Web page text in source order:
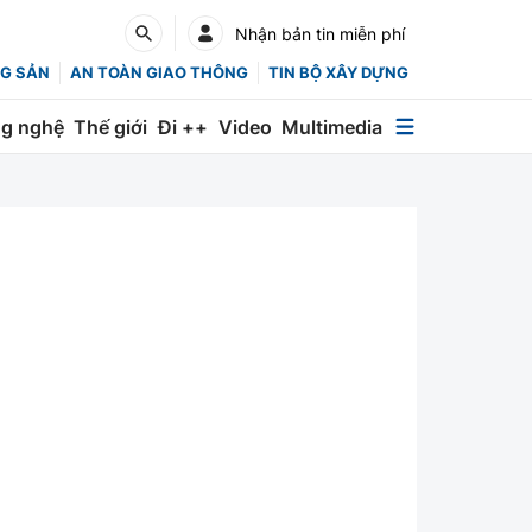
Nhận bản tin miễn phí
SẢN AN TOÀN GIAO THÔNG TIN BỘ XÂY DỰNG
nghệ Thế giới Đi ++ Video Multimedia